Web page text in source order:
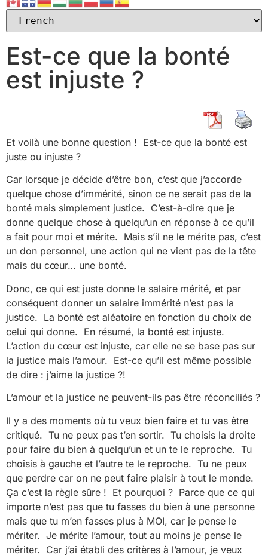
Est-ce que la bonté
est injuste ?
Et voilà une bonne question ! Est-ce que la bonté est
juste ou injuste ?
Car lorsque je décide d’être bon, c’est que j’accorde
quelque chose d’immérité, sinon ce ne serait pas de la
bonté mais simplement justice. C’est-à-dire que je
donne quelque chose à quelqu’un en réponse à ce qu’il
a fait pour moi et mérite. Mais s’il ne le mérite pas, c’est
un don personnel, une action qui ne vient pas de la tête
mais du cœur… une bonté.
Donc, ce qui est juste donne le salaire mérité, et par
conséquent donner un salaire immérité n’est pas la
justice. La bonté est aléatoire en fonction du choix de
celui qui donne. En résumé, la bonté est injuste.
L’action du cœur est injuste, car elle ne se base pas sur
la justice mais l’amour. Est-ce qu’il est même possible
de dire : j’aime la justice ?!
L’amour et la justice ne peuvent-ils pas être réconciliés ?
Il y a des moments où tu veux bien faire et tu vas être
critiqué. Tu ne peux pas t’en sortir. Tu choisis la droite
pour faire du bien à quelqu’un et un te le reproche. Tu
choisis à gauche et l’autre te le reproche. Tu ne peux
que perdre car on ne peut faire plaisir à tout le monde.
Ça c’est la règle sûre ! Et pourquoi ? Parce que ce qui
importe n’est pas que tu fasses du bien à une personne
mais que tu m’en fasses plus à MOI, car je pense le
mériter. Je mérite l’amour, tout au moins je pense le
mériter. Car j’ai établi des critères à l’amour, je veux